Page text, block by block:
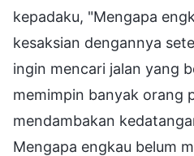
kepadaku, "Mengapa
kesaksian dengannya
ingin mencari jalan yang
memimpin banyak orang
mendambakan
Mengapa engkau belum